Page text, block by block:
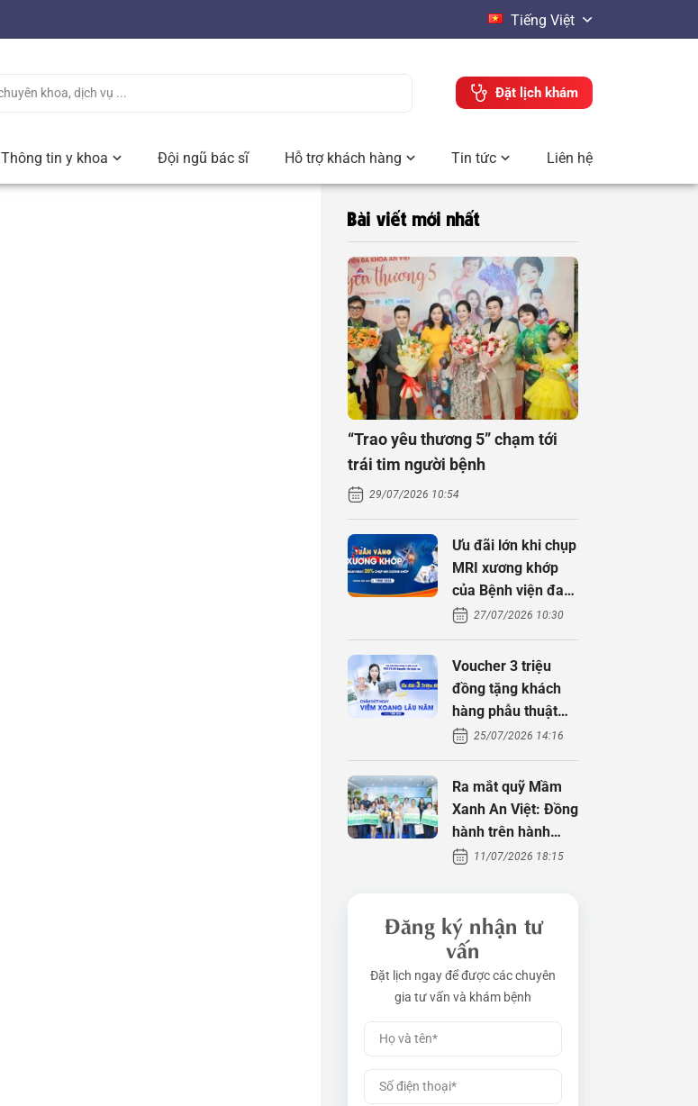
Tiếng Việt
Đặt lịch khám
Thông tin y khoa Đội ngũ bác sĩ Hỗ trợ khách hàng Tin tức Liên hệ
Bài viết mới nhất
“Trao yêu thương 5” chạm tới
trái tim người bệnh
29/07/2026 10:54
Ưu đãi lớn khi chụp
MRI xương khớp
của Bệnh viện đa
khoa An Việt
27/07/2026 10:30
Voucher 3 triệu
đồng tặng khách
hàng phẫu thuật
xoang cùng PGS.
TS Nguyễn Thị
Hoài An
25/07/2026 14:16
Ra mắt quỹ Mầm
Xanh An Việt: Đồng
hành trên hành
trình tìm con
11/07/2026 18:15
Đăng ký nhận tư
vấn
Đặt lịch ngay để được các chuyên
gia tư vấn và khám bệnh